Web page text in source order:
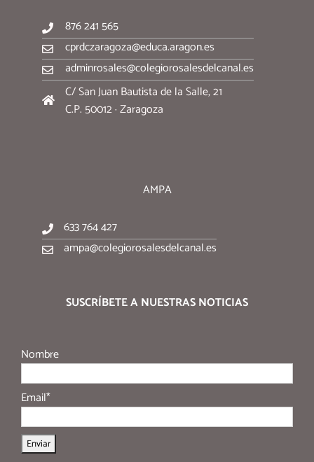
876 241 565
cprdczaragoza@educa.aragon.es
adminrosales@colegiorosalesdelcanal.es
C/ San Juan Bautista de la Salle, 21
C.P. 50012 · Zaragoza
AMPA
633 764 427
ampa@colegiorosalesdelcanal.es
SUSCRÍBETE A NUESTRAS NOTICIAS
Nombre
Email*